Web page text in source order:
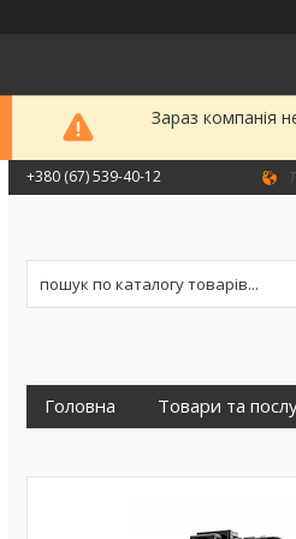
Зараз компанія
+380 (67) 539-40-12
Головна Товари та